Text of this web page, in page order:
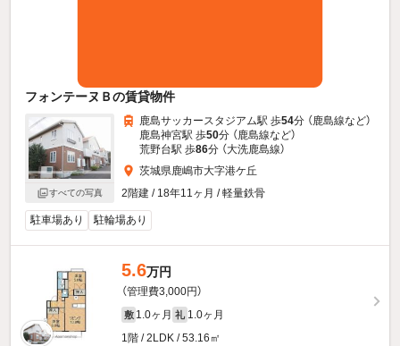
フォンテーヌＢの賃貸物件
すべての写真
鹿島サッカースタジアム駅 歩54分 （鹿島線など）
鹿島神宮駅 歩50分 （鹿島線など）
荒野台駅 歩86分 （大洗鹿島線）
茨城県鹿嶋市大字港ケ丘
2階建 / 18年11ヶ月 / 軽量鉄骨
駐車場あり 駐輪場あり
5.6万円
（管理費3,000円）
敷 1.0ヶ月 礼 1.0ヶ月
1階 / 2LDK / 53.16㎡